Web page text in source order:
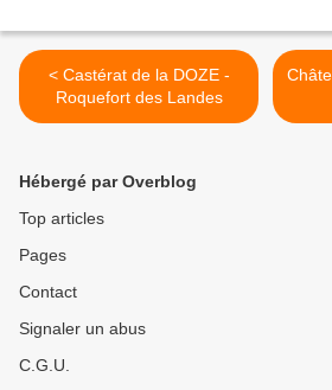
< Castérat de la DOZE -
Roquefort des Landes
Hébergé par Overblog
Top articles
Pages
Contact
Signaler un abus
C.G.U.